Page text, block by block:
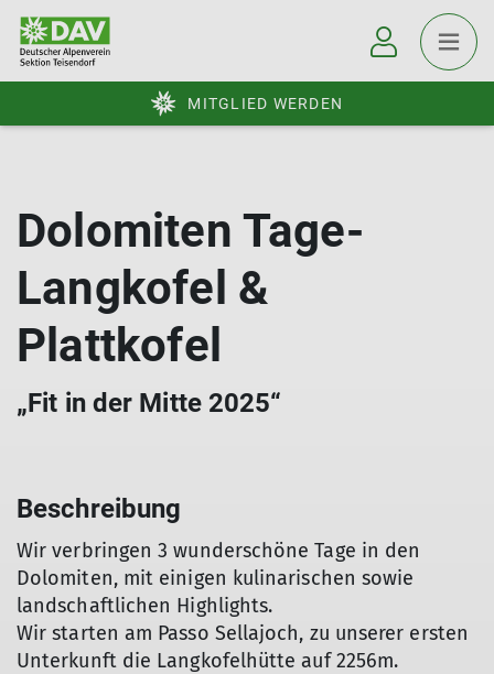
MITGLIED WERDEN
Dolomiten Tage-
Langkofel &
Plattkofel
„Fit in der Mitte 2025“
Beschreibung
Wir verbringen 3 wunderschöne Tage in den
Dolomiten, mit einigen kulinarischen sowie
landschaftlichen Highlights.
Wir starten am Passo Sellajoch, zu unserer ersten
Unterkunft die Langkofelhütte auf 2256m.